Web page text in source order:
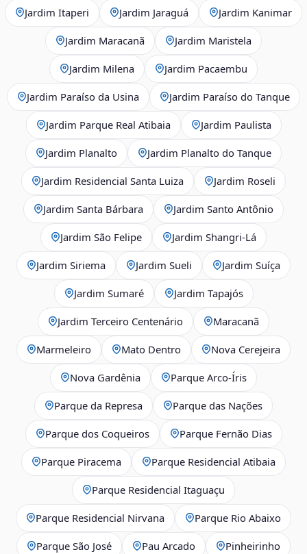
Jardim Itaperi Jardim Jaraguá Jardim Kanimar
Jardim Maracanã Jardim Maristela
Jardim Milena Jardim Pacaembu
Jardim Paraíso da Usina Jardim Paraíso do Tanque
Jardim Parque Real Atibaia Jardim Paulista
Jardim Planalto Jardim Planalto do Tanque
Jardim Residencial Santa Luiza Jardim Roseli
Jardim Santa Bárbara Jardim Santo Antônio
Jardim São Felipe Jardim Shangri-Lá
Jardim Siriema Jardim Sueli Jardim Suíça
Jardim Sumaré Jardim Tapajós
Jardim Terceiro Centenário Maracanã
Marmeleiro Mato Dentro Nova Cerejeira
Nova Gardênia Parque Arco-Íris
Parque da Represa Parque das Nações
Parque dos Coqueiros Parque Fernão Dias
Parque Piracema Parque Residencial Atibaia
Parque Residencial Itaguaçu
Parque Residencial Nirvana Parque Rio Abaixo
Parque São José Pau Arcado Pinheirinho